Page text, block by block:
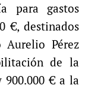
para gastos
€, destinados
Aurelio Pérez
de la
900.000 € a la